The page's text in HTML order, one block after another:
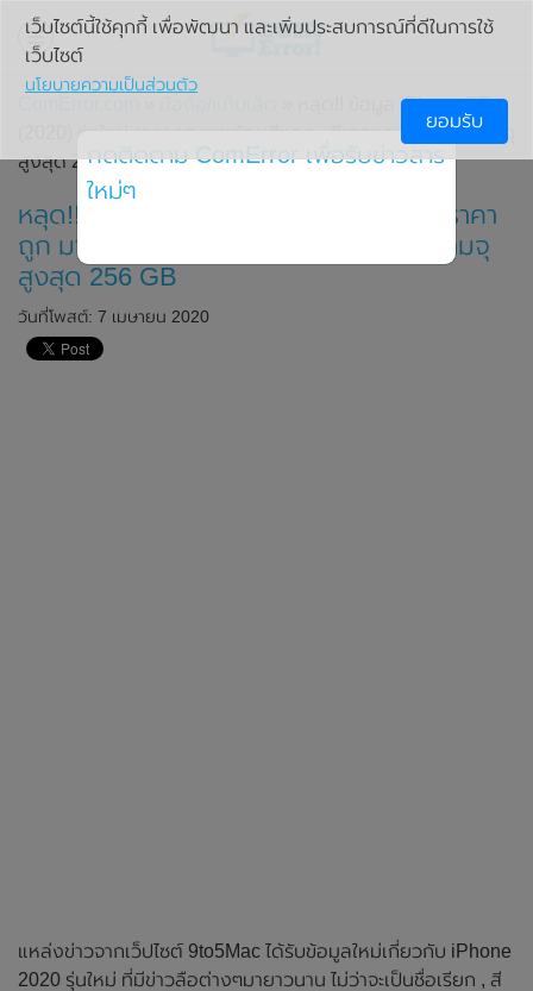
» หลุด!! ข้อมูล iPhone SE
(2020) รุ่นใหม่ ราคาถูก มาพร้อมสีแดง , สีขาวและสีดำ ที่มีความจุ
สูงสุด 256 GB
หลุด!! ข้อมูล iPhone SE (2020) รุ่นใหม่ ราคา
ถูก มาพร้อมสีแดง , สีขาวและสีดำ ที่มีความจุ
สูงสุด 256 GB
วันที่โพสต์: 7 เมษายน 2020
แหล่งข่าวจากเว็ปไซต์ 9to5Mac ได้รับข้อมูลใหม่เกี่ยวกับ iPhone
2020 รุ่นใหม่ ที่มีข่าวลือต่างๆมายาวนาน ไม่ว่าจะเป็นชื่อเรียก , สี
เว็บไซต์นี้ใช้คุกกี้ เพื่อพัฒนา และเพิ่มประสบการณ์ที่ดีในการใช้
เว็บไซต์
นโยบายความเป็นส่วนตัว
ยอมรับ
กดติดตาม ComError เพื่อรับข่าวสาร
ใหม่ๆ